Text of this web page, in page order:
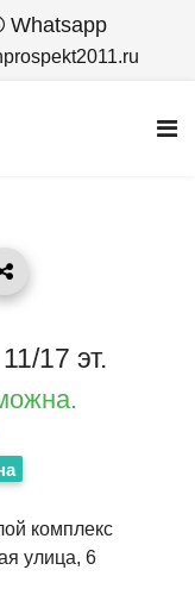
Whatsapp
17 эт.
комплекс
улица, 6